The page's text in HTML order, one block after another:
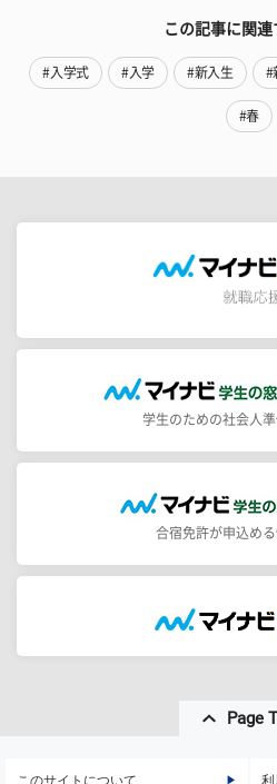
この記事に関連
#入学式 #入学 #新入生 #
#春
学生のための社会人
合宿免許が申込め
Page
このサイトについて